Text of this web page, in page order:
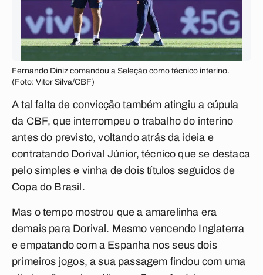
Fernando Diniz comandou a Seleção como técnico interino.
(Foto: Vitor Silva/CBF)
A tal falta de convicção também atingiu a cúpula
da CBF, que interrompeu o trabalho do interino
antes do previsto, voltando atrás da ideia e
contratando Dorival Júnior, técnico que se destaca
pelo simples e vinha de dois títulos seguidos de
Copa do Brasil.
Mas o tempo mostrou que a amarelinha era
demais para Dorival. Mesmo vencendo Inglaterra
e empatando com a Espanha nos seus dois
primeiros jogos, a sua passagem findou com uma